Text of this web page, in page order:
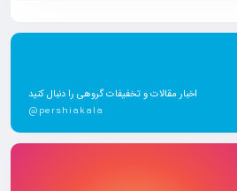
اخبار مقالات و تخفیفات گروهی را دنبال کنید
@pershiakala